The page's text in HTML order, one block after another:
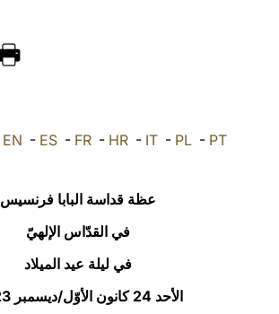
EN - ES- FR- HR- IT- PL- PT
عظة قداسة البابا فرنسيس
في القدّاس الإلهيّ
في ليلة عيد الميلاد
الأحد 24 كانون الأوّل/ديسمبر 2023